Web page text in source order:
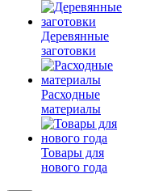
Деревянные
заготовки
Расходные
материалы
Товары для
нового года